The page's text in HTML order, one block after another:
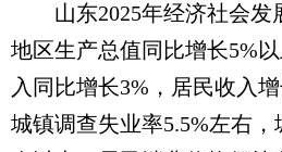
山东2025年经济社会发
地区生产总值同比增长5%
入同比增长3%，居民收入
城镇调查失业率5.5%左右